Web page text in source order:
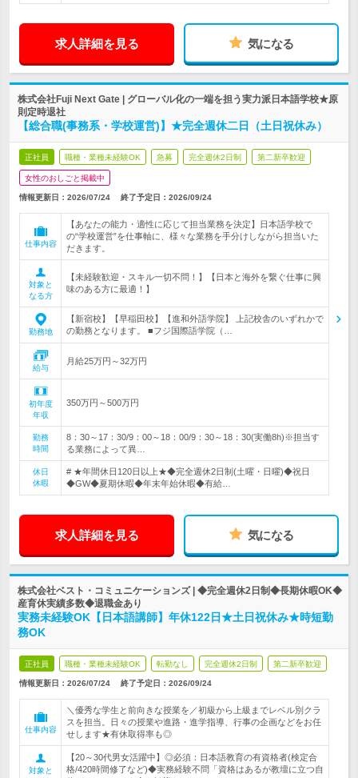
求人詳細を見る 気になる
株式会社Fuji Next Gate | グローバル化の一端を担う実力派日本語学校★原
則定時退社
【総合職(事務系・学校運営)】★完全週休二日（土日祝休み）
正社員 職種・業種未経験OK 急募 完全週休2日制 第二新卒歓迎
女性のおしごと掲載中
情報更新日：2026/07/24 終了予定日： 2026/09/24
仕事内容
【あなたの能力・適性に応じて担当業務を決定】日本語学校で
の“学校運営”を仕事軸に、様々な業務を手分けしながら担当いた
だきます。
対象と
なる方
【未経験歓迎・スキル一切不問！】【日本と海外を繋ぐ仕事に興
味のある方に最適！】
勤務地
【新宿校】【早稲田校】【進和外語学院】 上記校舎のいずれかで
の勤務となります。 ■フジ国際語学院（…
給与
月給25万円～32万円
初年度
年収
350万円～500万円
勤務
時間
8：30～17：30/9：00～18：00/9：30～18：30(実働8h)※担当す
る業務によって異…
休日
休暇
# ★年間休日120日以上★◆完全週休2日制(土曜・日曜)◆祝日
◆GW◆夏期休暇◆年末年始休暇◆有給…
求人詳細を見る 気になる
株式会社ベスト・コミュニケーションズ | ◆完全週休2日制◆長期休暇OK◆
産育休実績多数◆退職金あり
実務未経験OK【日本語講師】年休122日★土日祝休み★時短勤
務OK
正社員 職種・業種未経験OK 転勤なし 完全週休2日制 第二新卒歓迎
情報更新日：2026/07/24 終了予定日： 2026/09/24
仕事内容
＼優秀な学生と前向きな授業を／初級から上級までレベル別クラ
スを担当。日々の授業や進路・進学指導、行事の企画などをお任
せします★有休取得率も◎
対象と
【20～30代男女活躍中】◎必須：日本語教育の有資格者(検定合
格/420時間修了など)◆実務経験不問「資格はあるが教壇に立つ自